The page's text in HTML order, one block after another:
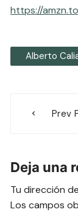
https://
Alberto
Prev
Deja una
Tu dirección
Los campos